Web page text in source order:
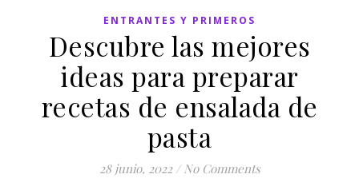
ENTRANTES Y PRIMEROS
Descubre las mejores
ideas para preparar
recetas de ensalada de
pasta
28 junio, 2022 / No Comments